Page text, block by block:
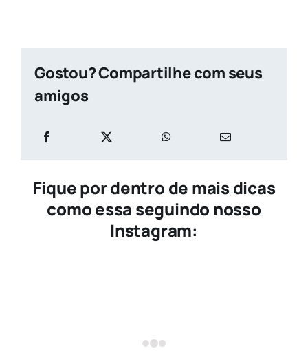
Gostou? Compartilhe com seus
amigos
Fique por dentro de mais dicas
como essa seguindo nosso
Instagram: